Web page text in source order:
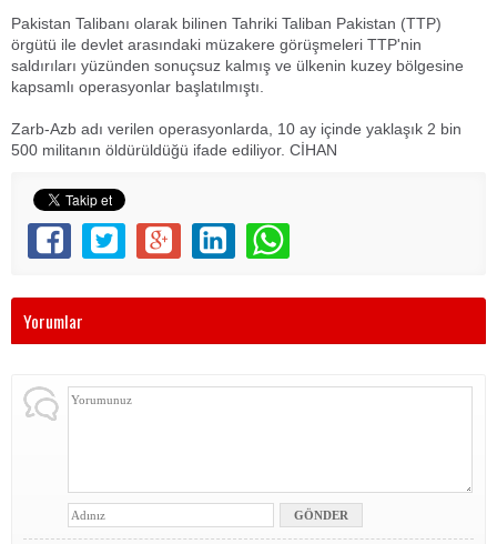
Pakistan Talibanı olarak bilinen Tahriki Taliban Pakistan (TTP)
örgütü ile devlet arasındaki müzakere görüşmeleri TTP'nin
saldırıları yüzünden sonuçsuz kalmış ve ülkenin kuzey bölgesine
kapsamlı operasyonlar başlatılmıştı.
Zarb-Azb adı verilen operasyonlarda, 10 ay içinde yaklaşık 2 bin
500 militanın öldürüldüğü ifade ediliyor. CİHAN
Yorumlar